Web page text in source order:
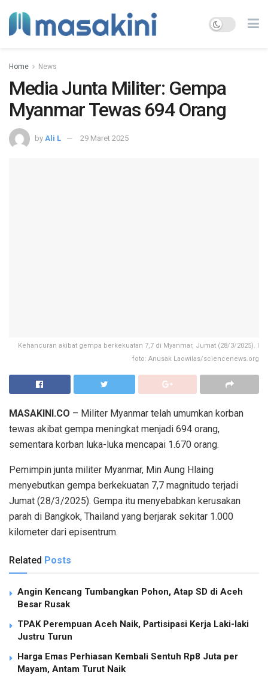
Home News
Media Junta Militer: Gempa
Myanmar Tewas 694 Orang
by Ali L 29 Maret 2025
Kehancuran akibat gempa berkekuatan 7,7 di Myanmar, Jumat (28/3/2025). I
foto: Anusak Laowilas/sciencenews.org
MASAKINI.CO – Militer Myanmar telah umumkan korban
tewas akibat gempa meningkat menjadi 694 orang,
sementara korban luka-luka mencapai 1.670 orang.
Pemimpin junta militer Myanmar, Min Aung Hlaing
menyebutkan gempa berkekuatan 7,7 magnitudo terjadi
Jumat (28/3/2025). Gempa itu menyebabkan kerusakan
parah di Bangkok, Thailand yang berjarak sekitar 1.000
kilometer dari episentrum.
Related Posts
Angin Kencang Tumbangkan Pohon, Atap SD di Aceh
Besar Rusak
TPAK Perempuan Aceh Naik, Partisipasi Kerja Laki-laki
Justru Turun
Harga Emas Perhiasan Kembali Sentuh Rp8 Juta per
Mayam, Antam Turut Naik